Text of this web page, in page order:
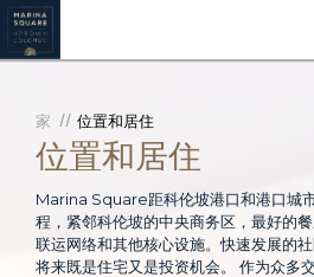
家 位置和居住
位置和居住
Marina Square距科伦坡港口和港口城
程，紧邻科伦坡的中央商务区，最好的
联运网络和其他核心设施。快速发展的
将来既是住宅又是投资机会。 作为众多